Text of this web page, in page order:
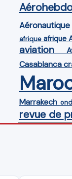
Aéronautique
afrique afrique
aviation
Casablanca
Marrakech
revue de